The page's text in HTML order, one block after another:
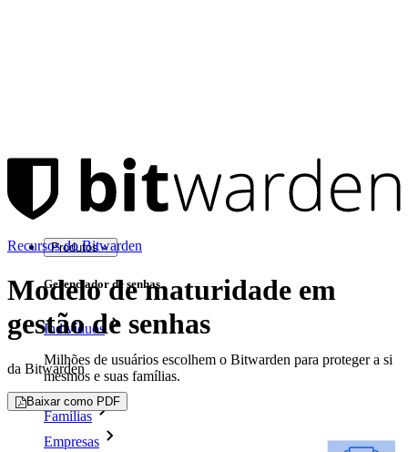
Produtos
Gerenciador de senhas
Indivíduos
Milhões de usuários escolhem o Bitwarden para proteger a si
mesmos e suas famílias.
Famílias
Empresas
Recursos do Bitwarden
Modelo de maturidade em
gestão de senhas
da Bitwarden
Baixar como PDF